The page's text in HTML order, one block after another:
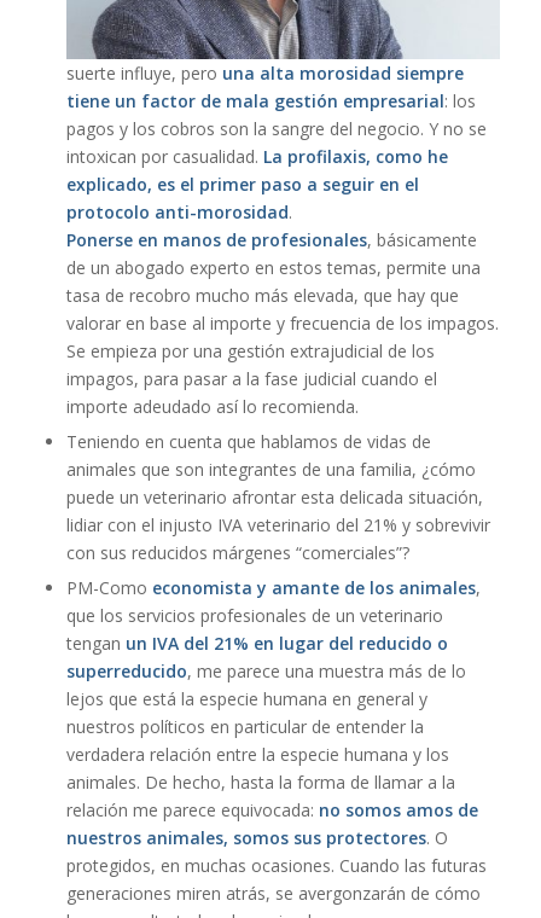
suerte influye, pero una alta morosidad siempre
tiene un factor de mala gestión empresarial: los
pagos y los cobros son la sangre del negocio. Y no se
intoxican por casualidad. La profilaxis, como he
explicado, es el primer paso a seguir en el
protocolo anti-morosidad.
Ponerse en manos de profesionales, básicamente
de un abogado experto en estos temas, permite una
tasa de recobro mucho más elevada, que hay que
valorar en base al importe y frecuencia de los impagos.
Se empieza por una gestión extrajudicial de los
impagos, para pasar a la fase judicial cuando el
importe adeudado así lo recomienda.
Teniendo en cuenta que hablamos de vidas de
animales que son integrantes de una familia, ¿cómo
puede un veterinario afrontar esta delicada situación,
lidiar con el injusto IVA veterinario del 21% y sobrevivir
con sus reducidos márgenes “comerciales”?
PM-Como economista y amante de los animales,
que los servicios profesionales de un veterinario
tengan un IVA del 21% en lugar del reducido o
superreducido, me parece una muestra más de lo
lejos que está la especie humana en general y
nuestros políticos en particular de entender la
verdadera relación entre la especie humana y los
animales. De hecho, hasta la forma de llamar a la
relación me parece equivocada: no somos amos de
nuestros animales, somos sus protectores. O
protegidos, en muchas ocasiones. Cuando las futuras
generaciones miren atrás, se avergonzarán de cómo